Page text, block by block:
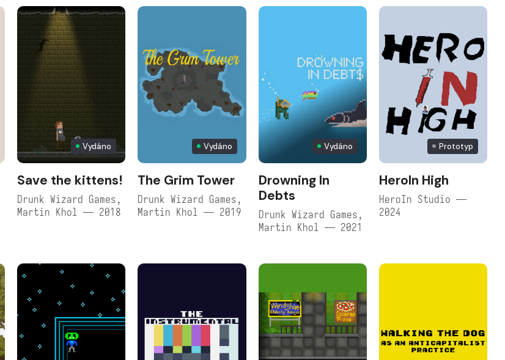
Vydáno
Save the kittens!
Drunk Wizard Games,
Martin Khol — 2018
Vydáno
The Grim Tower
Drunk Wizard Games,
Martin Khol — 2019
Vydáno
Drowning In
Debts
Drunk Wizard Games,
Martin Khol — 2021
Prototyp
HeroIn High
HeroIn Studio —
2024